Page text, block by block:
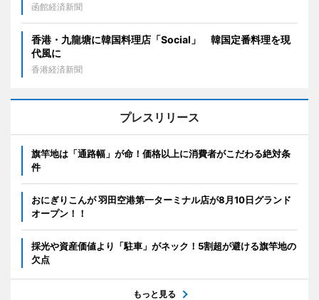
函館経済新聞
香港・九龍塘に韓国料理店「Social」 韓国定番料理を現
代風に
香港経済新聞
プレスリリース
旗竿地は「通路幅」が命！価格以上に消費者がこだわる絶対条
件
おにぎりこんが 羽田空港第一ターミナル店が8月10日グランド
オープン！！
採光や資産価値より「駐車」がネック！5割超が避ける旗竿地の
欠点
もっと見る